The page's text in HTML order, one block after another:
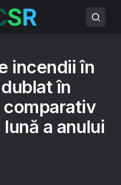
incendii în
în
a anului